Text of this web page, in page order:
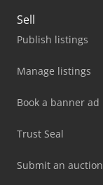
Sell
Publish listings
Manage listings
Book a banner ad
Trust Seal
Submit an auction